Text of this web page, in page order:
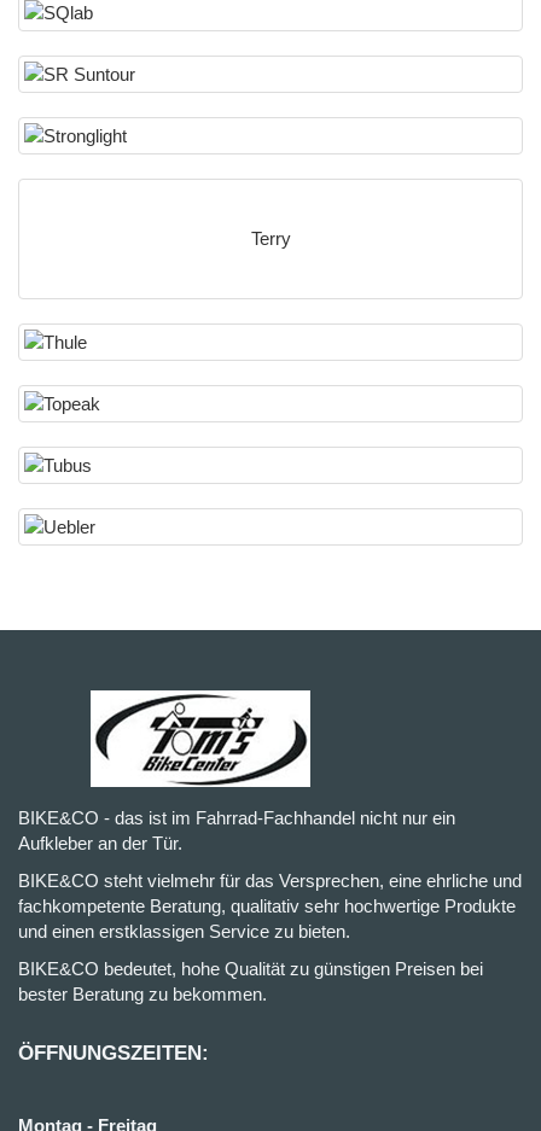
Terry
BIKE&CO - das ist im Fahrrad-Fachhandel nicht nur ein
Aufkleber an der Tür.
BIKE&CO steht vielmehr für das Versprechen, eine ehrliche und
fachkompetente Beratung, qualitativ sehr hochwertige Produkte
und einen erstklassigen Service zu bieten.
BIKE&CO bedeutet, hohe Qualität zu günstigen Preisen bei
bester Beratung zu bekommen.
ÖFFNUNGSZEITEN:
Montag - Freitag